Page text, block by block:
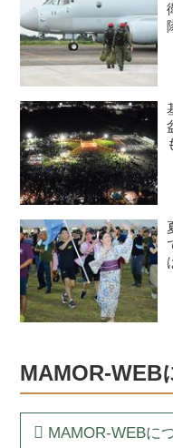
MAMOR-WEB
MAMOR-WEBに